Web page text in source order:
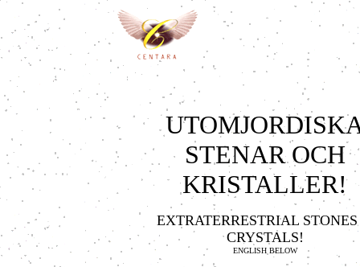
STENAR OCH
KRISTALLER!
EXTRATERRESTRIAL
CRYSTALS!
ENGLISH BELOW